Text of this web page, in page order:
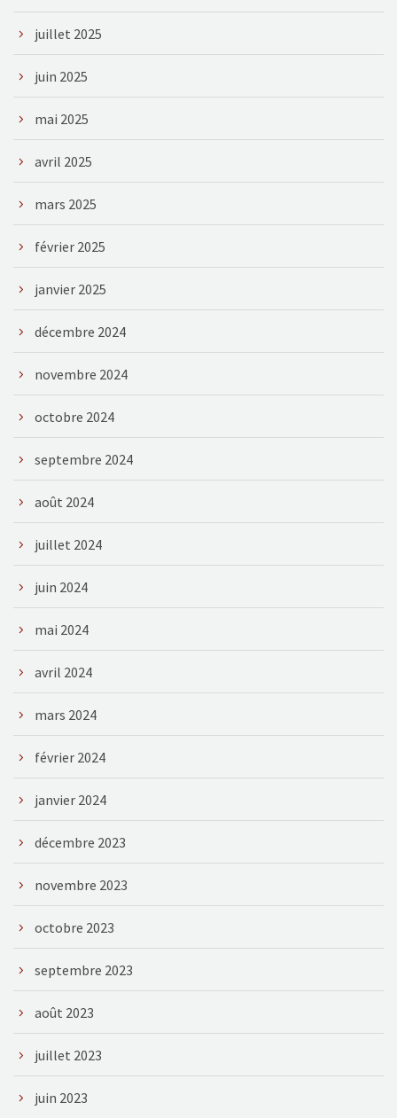
juillet 2025
juin 2025
mai 2025
avril 2025
mars 2025
février 2025
janvier 2025
décembre 2024
novembre 2024
octobre 2024
septembre 2024
août 2024
juillet 2024
juin 2024
mai 2024
avril 2024
mars 2024
février 2024
janvier 2024
décembre 2023
novembre 2023
octobre 2023
septembre 2023
août 2023
juillet 2023
juin 2023